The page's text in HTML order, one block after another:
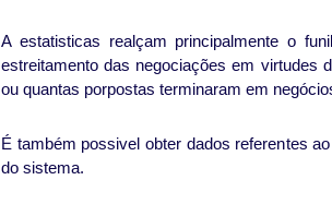
A estatisticas realçam principalmente o
estreitamento das negociações em virtudes
ou quantas porpostas terminaram em
É também possivel obter dados referentes
do sistema.